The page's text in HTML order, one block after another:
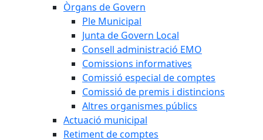
Òrgans de Govern
Ple Municipal
Junta de Govern Local
Consell administració EMO
Comissions informatives
Comissió especial de comptes
Comissió de premis i distincions
Altres organismes públics
Actuació municipal
Retiment de comptes